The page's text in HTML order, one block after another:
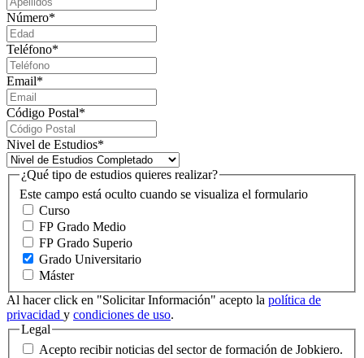
Número*
Teléfono*
Email*
Código Postal*
Nivel de Estudios*
Este campo está oculto cuando se visualiza el formulario
¿Qué tipo de estudios quieres realizar?
Curso
FP Grado Medio
FP Grado Superio
Grado Universitario
Máster
Al hacer click en "Solicitar Información" acepto la política de
privacidad y condiciones de uso.
Legal
Acepto recibir noticias del sector de formación de Jobkiero.